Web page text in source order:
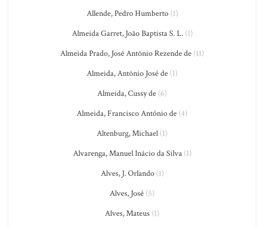
Allende, Pedro Humberto(1)
Almeida Garret, João Baptista S. L.(1)
Almeida Prado, José Antônio Rezende de (11)
Almeida, Antônio José de (1)
Almeida, Cussy de (6)
Almeida, Francisco António de (4)
Altenburg, Michael (1)
Alvarenga, Manuel Inácio da Silva(1)
Alves, J. Orlando(1)
Alves, José (5)
Alves, Mateus (1)